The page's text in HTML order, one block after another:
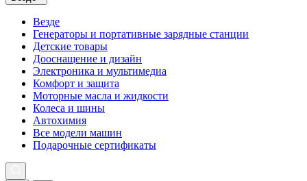
Везде
Генераторы и портативные зарядные станции
Детские товары
Дооснащение и дизайн
Электроника и мультимедиа
Комфорт и защита
Моторные масла и жидкости
Колеса и шины
Автохимия
Все модели машин
Подарочные сертификаты